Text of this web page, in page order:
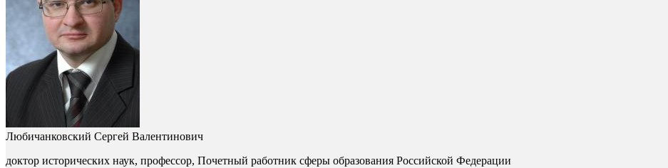
Любичанковский Сергей Валентинович
доктор исторических наук, профессор, Почетный работник сферы образования Российской Федерации